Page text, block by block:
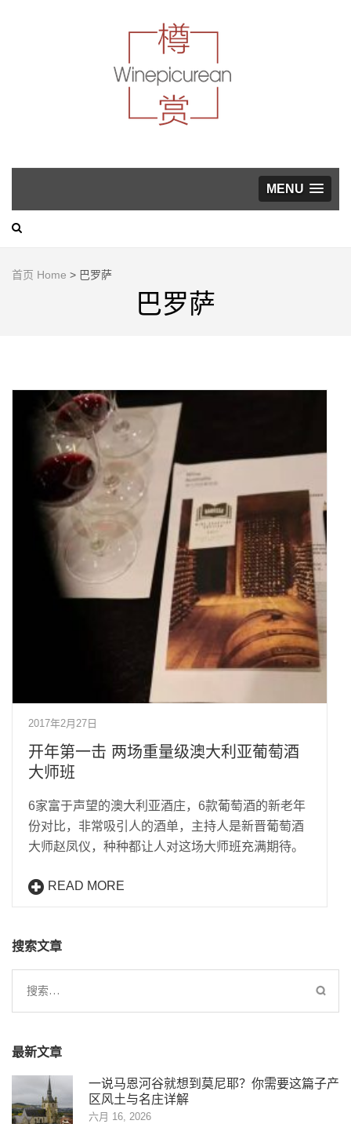
MENU
首页 Home > 巴罗萨
巴罗萨
2017年2月27日
开年第一击 两场重量级澳大利亚葡萄酒
大师班
6家富于声望的澳大利亚酒庄，6款葡萄酒的新老年
份对比，非常吸引人的酒单，主持人是新晋葡萄酒
大师赵凤仪，种种都让人对这场大师班充满期待。
READ MORE
搜索文章
搜
索：
最新文章
一说马恩河谷就想到莫尼耶？你需要这篇子产
区风土与名庄详解
六月 16, 2026